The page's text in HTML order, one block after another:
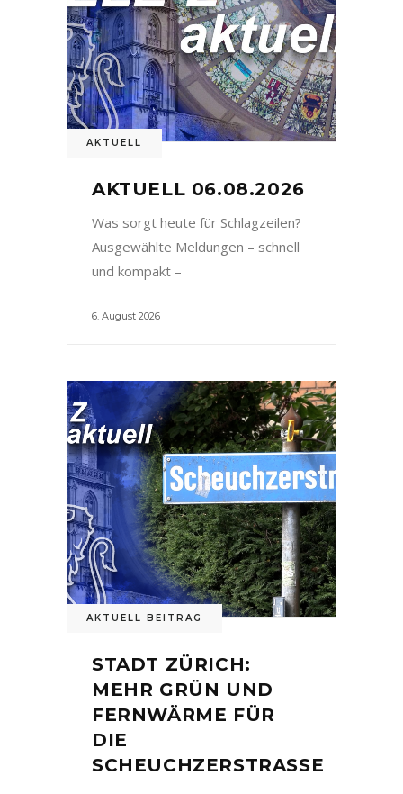
AKTUELL
AKTUELL 06.08.2026
Was sorgt heute für Schlagzeilen?
Ausgewählte Meldungen – schnell
und kompakt –
6. August 2026
AKTUELL BEITRAG
STADT ZÜRICH:
MEHR GRÜN UND
FERNWÄRME FÜR
DIE
SCHEUCHZERSTRASSE